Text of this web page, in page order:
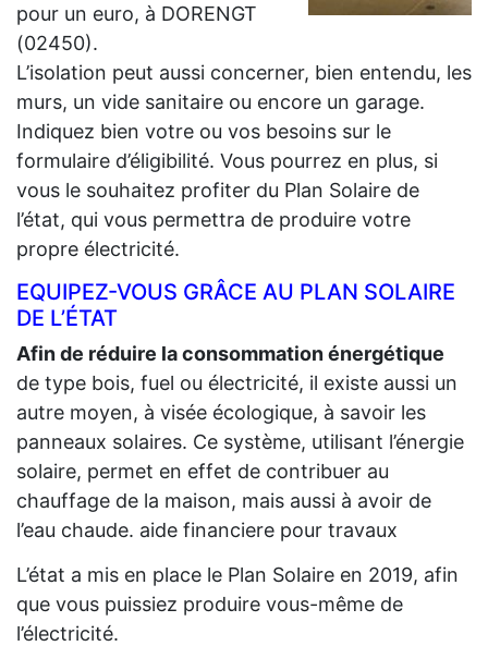
pour un euro, à DORENGT
(02450).
L’isolation peut aussi concerner, bien entendu, les
murs, un vide sanitaire ou encore un garage.
Indiquez bien votre ou vos besoins sur le
formulaire d’éligibilité. Vous pourrez en plus, si
vous le souhaitez profiter du Plan Solaire de
l’état, qui vous permettra de produire votre
propre électricité.
EQUIPEZ-VOUS GRÂCE AU PLAN SOLAIRE
DE L’ÉTAT
Afin de réduire la consommation énergétique
de type bois, fuel ou électricité, il existe aussi un
autre moyen, à visée écologique, à savoir les
panneaux solaires. Ce système, utilisant l’énergie
solaire, permet en effet de contribuer au
chauffage de la maison, mais aussi à avoir de
l’eau chaude. aide financiere pour travaux
L’état a mis en place le Plan Solaire en 2019, afin
que vous puissiez produire vous-même de
l’électricité.